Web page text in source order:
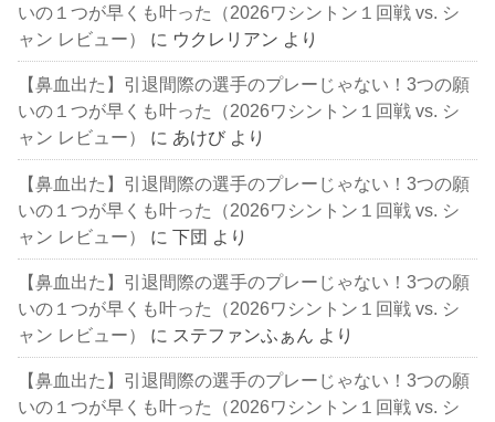
いの１つが早くも叶った（2026ワシントン１回戦 vs. シ
ャン レビュー）
に ウクレリアン より
【鼻血出た】引退間際の選手のプレーじゃない！3つの願
いの１つが早くも叶った（2026ワシントン１回戦 vs. シ
ャン レビュー）
に あけび より
【鼻血出た】引退間際の選手のプレーじゃない！3つの願
いの１つが早くも叶った（2026ワシントン１回戦 vs. シ
ャン レビュー）
に下団 より
【鼻血出た】引退間際の選手のプレーじゃない！3つの願
いの１つが早くも叶った（2026ワシントン１回戦 vs. シ
ャン レビュー）
に ステファンふぁん より
【鼻血出た】引退間際の選手のプレーじゃない！3つの願
いの１つが早くも叶った（2026ワシントン１回戦 vs. シ